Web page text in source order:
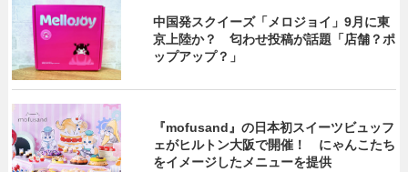
中国発スクイーズ「メロジョイ」9月に東
京上陸か？ 匂わせ投稿が話題「店舗？ポ
ップアップ？」
『mofusand』の日本初スイーツビュッフ
ェがヒルトン大阪で開催！ にゃんこたち
をイメージしたメニューを提供